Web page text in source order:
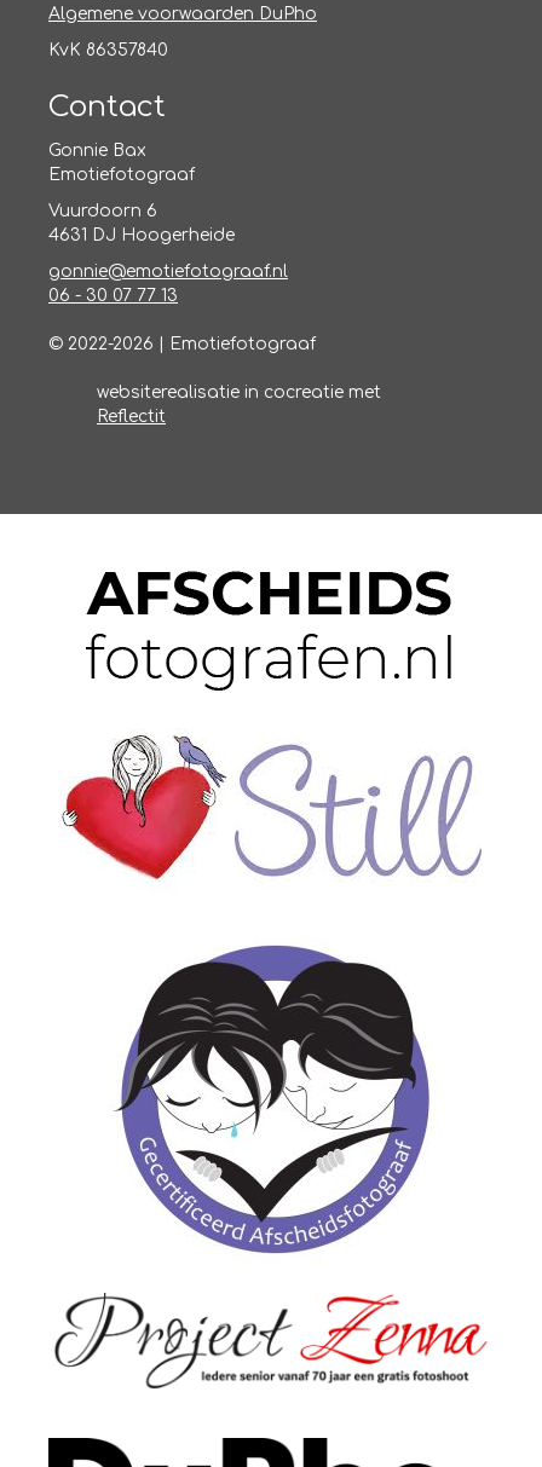
Algemene voorwaarden DuPho
KvK 86357840
Contact
Gonnie Bax
Emotiefotograaf
Vuurdoorn 6
4631 DJ Hoogerheide
gonnie@emotiefotograaf.nl
06 - 30 07 77 13
© 2022-2026 | Emotiefotograaf
websiterealisatie in cocreatie met
Reflectit